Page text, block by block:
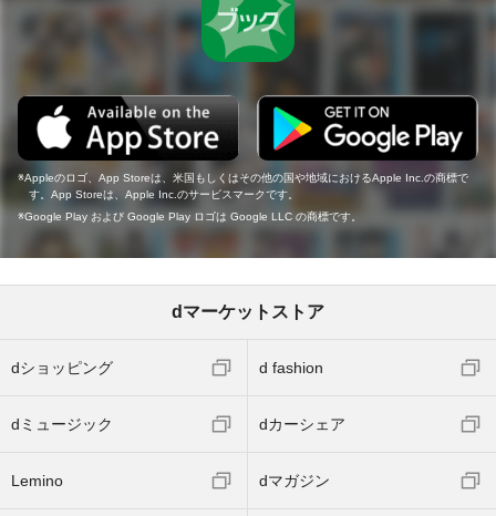
Appleのロゴ、App Storeは、米国もしくはその他の国や地域におけるApple Inc.の商標で
す。App Storeは、Apple Inc.のサービスマークです。
Google Play および Google Play ロゴは Google LLC の商標です。
dマーケットストア
dショッピング d fashion
dミュージック dカーシェア
Lemino dマガジン